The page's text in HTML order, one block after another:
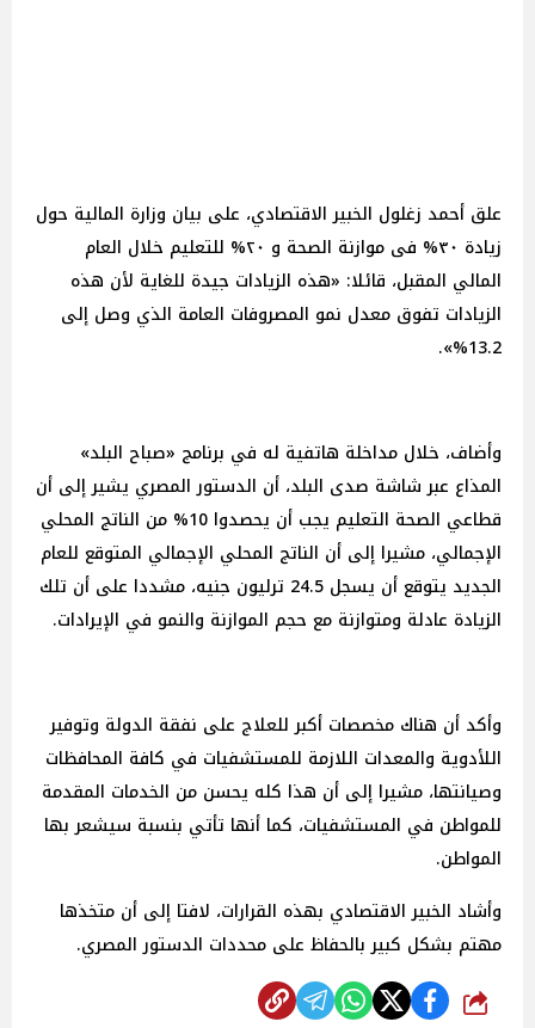
علق أحمد زغلول الخبير الاقتصادي، على بيان وزارة المالية حول
زيادة ٣٠% فى موازنة الصحة و ٢٠% للتعليم خلال العام
المالي المقبل، قائلا: «هذه الزيادات جيدة للغاية لأن هذه
الزيادات تفوق معدل نمو المصروفات العامة الذي وصل إلى
13.2%».
وأضاف، خلال مداخلة هاتفية له في برنامج «صباح البلد»
المذاع عبر شاشة صدى البلد، أن الدستور المصري يشير إلى أن
قطاعي الصحة التعليم يجب أن يحصدوا 10% من الناتج المحلي
الإجمالي، مشيرا إلى أن الناتج المحلي الإجمالي المتوقع للعام
الجديد يتوقع أن يسجل 24.5 ترليون جنيه، مشددا على أن تلك
الزيادة عادلة ومتوازنة مع حجم الموازنة والنمو في الإيرادات.
وأكد أن هناك مخصصات أكبر للعلاج على نفقة الدولة وتوفير
اللأدوية والمعدات اللازمة للمستشفيات في كافة المحافظات
وصيانتها، مشيرا إلى أن هذا كله يحسن من الخدمات المقدمة
للمواطن في المستشفيات، كما أنها تأتي بنسبة سيشعر بها
المواطن.
وأشاد الخبير الاقتصادي بهذه القرارات، لافتا إلى أن متخذها
مهتم بشكل كبير بالحفاظ على محددات الدستور المصري.
شارك